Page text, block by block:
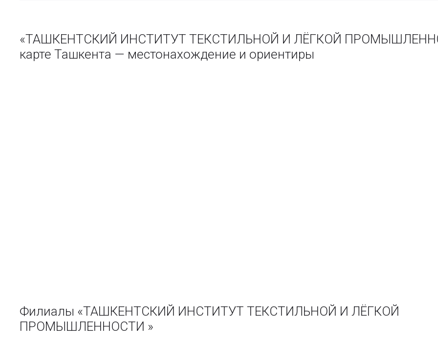
«ТАШКЕНТСКИЙ ИНСТИТУТ ТЕКСТИЛЬНОЙ И ЛЁГКОЙ
карте Ташкента — местонахождение и ориентиры
Филиалы «ТАШКЕНТСКИЙ ИНСТИТУТ ТЕКСТИЛЬНОЙ И ЛЁГКОЙ
ПРОМЫШЛЕННОСТИ »